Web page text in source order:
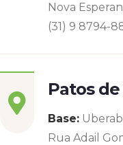
Nova
(31) 9 8794-
Patos de
Base:
Rua Adail